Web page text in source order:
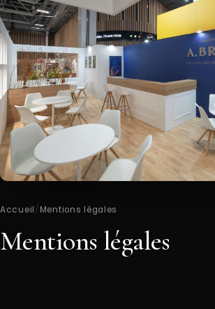
Accueil/ Mentions légales
Mentions légales